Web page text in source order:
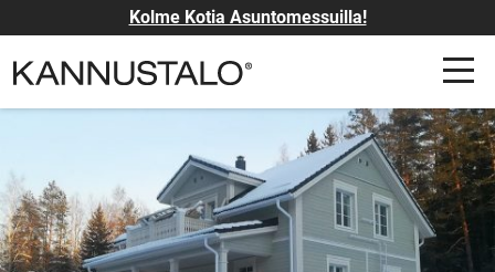
Kolme Kotia Asuntomessuilla!